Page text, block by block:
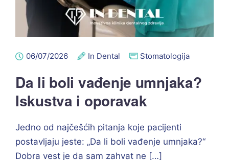
06/07/2026 In Dental Stomatologija
Da li boli vađenje umnjaka?
Iskustva i oporavak
Jedno od najčešćih pitanja koje pacijenti
postavljaju jeste: „Da li boli vađenje umnjaka?“
Dobra vest je da sam zahvat ne […]